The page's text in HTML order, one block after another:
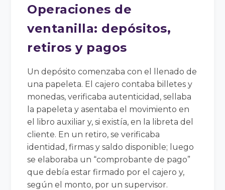
Operaciones de
ventanilla: depósitos,
retiros y pagos
Un depósito comenzaba con el llenado de
una papeleta. El cajero contaba billetes y
monedas, verificaba autenticidad, sellaba
la papeleta y asentaba el movimiento en
el libro auxiliar y, si existía, en la libreta del
cliente. En un retiro, se verificaba
identidad, firmas y saldo disponible; luego
se elaboraba un “comprobante de pago”
que debía estar firmado por el cajero y,
según el monto, por un supervisor.